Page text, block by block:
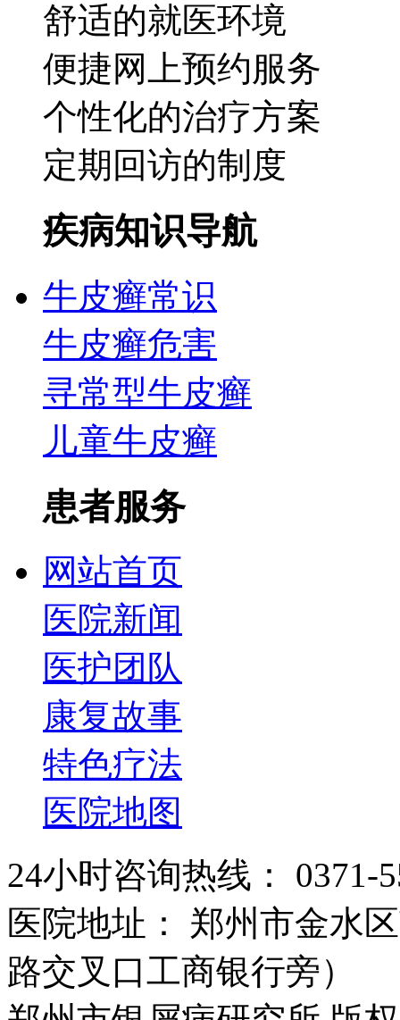
舒适的就医环境
便捷网上预约服务
个性化的治疗方案
定期回访的制度
疾病知识导航
牛皮癣常识
牛皮癣危害
寻常型牛皮癣
儿童牛皮癣
患者服务
网站首页
医院新闻
医护团队
康复故事
特色疗法
医院地图
24小时咨询热线： 0371-
医院地址： 郑州市金水
路交叉口工商银行旁）